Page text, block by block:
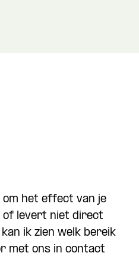
om het effect van je
of levert niet direct
ik zien welk bereik
met ons in contact